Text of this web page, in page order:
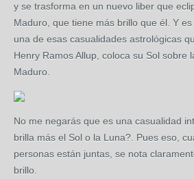
y se trasforma en un nuevo liber que
Maduro, que tiene más brillo que él. Y
una de esas casualidades astrológicas
Henry Ramos Allup, coloca su Sol sobre
Maduro.
No me negarás que es una casualidad
brilla más el Sol o la Luna?. Pues eso,
personas están juntas, se nota
brillo.